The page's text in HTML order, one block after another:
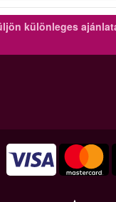
különleges